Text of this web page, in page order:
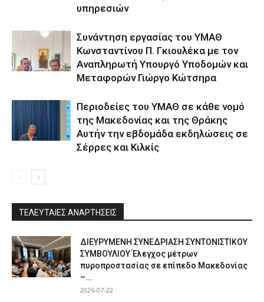
υπηρεσιών
Συνάντηση εργασίας του ΥΜΑΘ
Κωνσταντίνου Π. Γκιουλέκα με τον
Αναπληρωτή Υπουργό Υποδομών και
Μεταφορών Γιώργο Κώτσηρα
Περιοδείες του ΥΜΑΘ σε κάθε νομό
της Μακεδονίας και της Θράκης
Αυτήν την εβδομάδα εκδηλώσεις σε
Σέρρες και Κιλκίς
ΤΕΛΕΥΤΑΙΕΣ ΑΝΑΡΤΗΣΕΙΣ
ΔΙΕΥΡΥΜΕΝΗ ΣΥΝΕΔΡΙΑΣΗ ΣΥΝΤΟΝΙΣΤΙΚΟΥ
ΣΥΜΒΟΥΛΙΟΥ Έλεγχος μέτρων
πυροπροστασίας σε επίπεδο Μακεδονίας
–...
2026-07-22